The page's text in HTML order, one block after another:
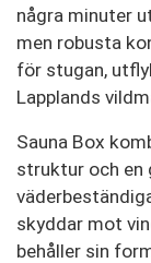
några minuter
men robusta
för stugan,
Lapplands
Sauna Box
struktur och en
skyddar mot
behåller sin